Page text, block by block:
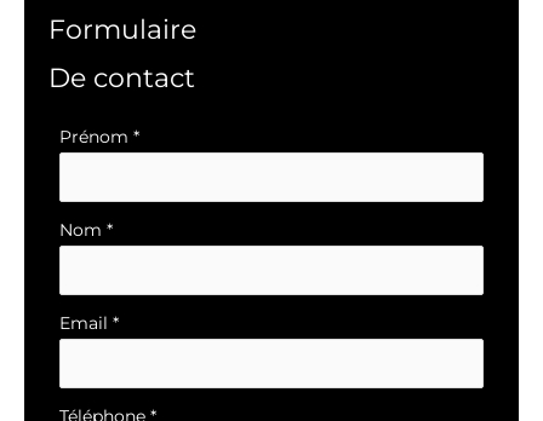
Formulaire
De contact
Formulaire
avec
téléphone
Prénom *
Nom *
Email *
Téléphone *